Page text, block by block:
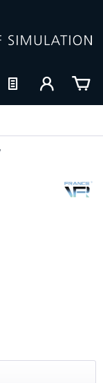
Airport Berlin